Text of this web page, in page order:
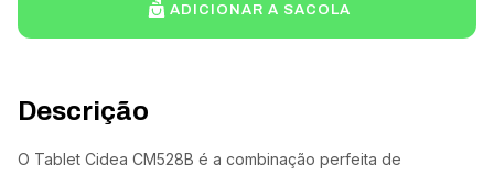
Descrição
O Tablet Cidea CM528B é a combinação perfeita de
ADICIONAR A SACOLA